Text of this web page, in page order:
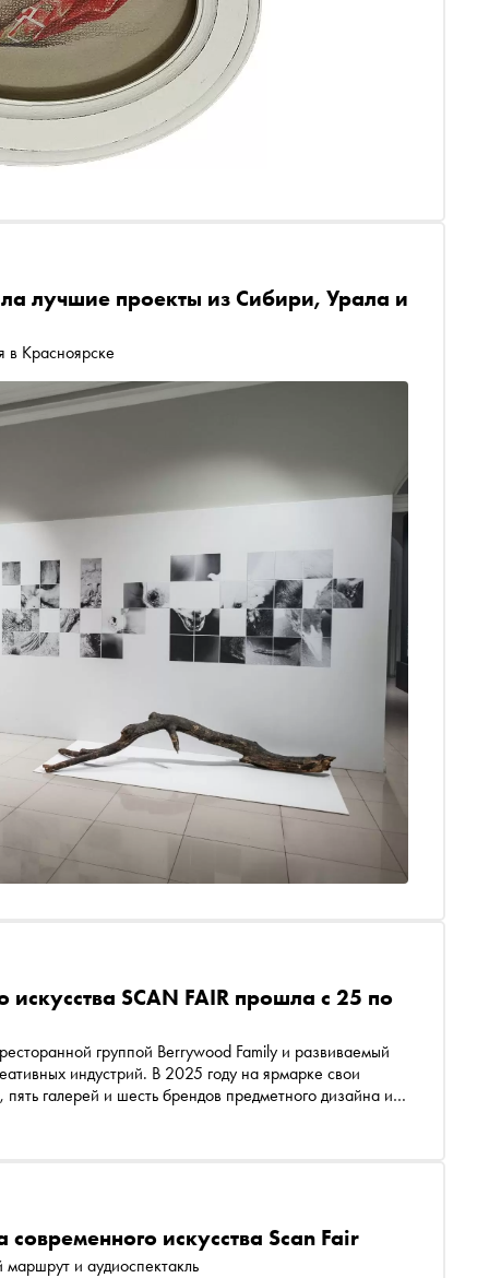
лучшие проекты из Сибири, Урала и
в Красноярске
SCAN FAIR прошла с 25 по
группой Berrywood Family и развиваемый
индустрий. В 2025 году на ярмарке свои
галерей и шесть брендов предметного дизайна из
искусства Scan Fair
и аудиоспектакль